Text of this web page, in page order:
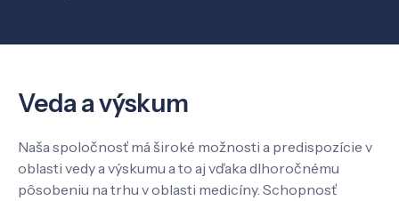
Veda a výskum
Naša spoločnosť má široké možnosti a predispozície v
oblasti vedy a výskumu a to aj vďaka dlhoročnému
pôsobeniu na trhu v oblasti medicíny. Schopnosť